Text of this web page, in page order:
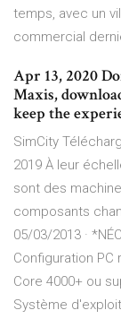
temps, avec un
commercial
Apr 13, 2020
Maxis,
keep the
SimCity
2019 À leur
sont des
composants
05/03/2013 ·
Configuration PC
Core 4000+ ou
Système